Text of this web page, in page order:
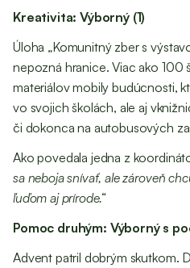
Kreativita: Výborný (1)
Úloha „Komunitný zber s
nepozná hranice. Viac ako 100
materiálov mobily budúcnosti,
vo svojich školách, ale aj
či dokonca na autobusových
Ako povedala jedna z
sa neboja snívať, ale zároveň
ľuďom aj prírode.“
Pomoc druhým: Výborný s
Advent patril dobrým skutkom.